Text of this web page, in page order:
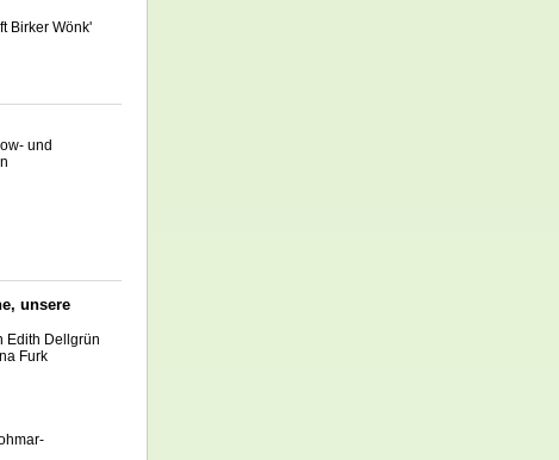
Birker Wönk'
und
unsere
Edith Dellgrün
Furk